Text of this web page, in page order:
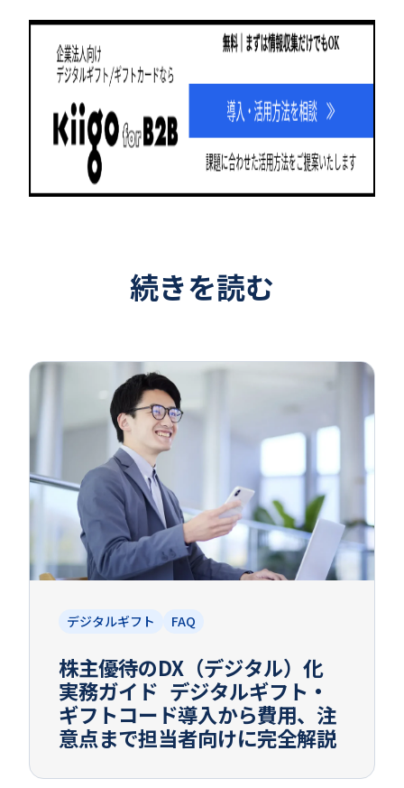
続きを読む
デジタルギフト FAQ
株主優待のDX（デジタル）化
実務ガイド デジタルギフト・
ギフトコード導入から費用、注
意点まで担当者向けに完全解説